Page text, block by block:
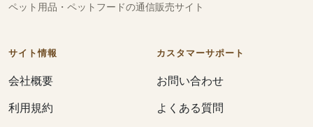
ペット用品・ペットフードの通信販売サイト
サイト情報
会社概要
利用規約
カスタマーサポート
お問い合わせ
よくある質問